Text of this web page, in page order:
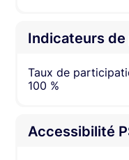
Indicateurs
Taux de
100 %
Accessibilité